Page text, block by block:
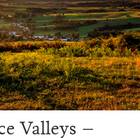
Valleys –